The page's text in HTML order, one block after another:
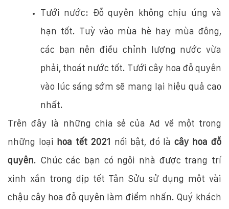
Tưới nước: Đỗ quyên không chịu úng và
hạn tốt. Tuỳ vào mùa hè hay mùa đông,
các bạn nên điều chỉnh lượng nước vừa
phải, thoát nước tốt. Tưới cây hoa đỗ quyên
vào lúc sáng sớm sẽ mang lại hiệu quả cao
nhất.
Trên đây là những chia sẻ của Ad về một trong
những loại hoa tết 2021 nổi bật, đó là cây hoa đỗ
quyên. Chúc các bạn có ngôi nhà được trang trí
xinh xắn trong dịp tết Tân Sửu sử dụng một vài
chậu cây hoa đỗ quyên làm điểm nhấn. Quý khách